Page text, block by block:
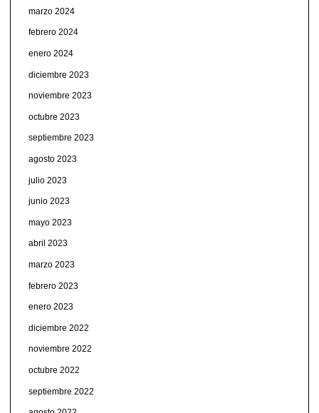
marzo 2024
febrero 2024
enero 2024
diciembre 2023
noviembre 2023
octubre 2023
septiembre 2023
agosto 2023
julio 2023
junio 2023
mayo 2023
abril 2023
marzo 2023
febrero 2023
enero 2023
diciembre 2022
noviembre 2022
octubre 2022
septiembre 2022